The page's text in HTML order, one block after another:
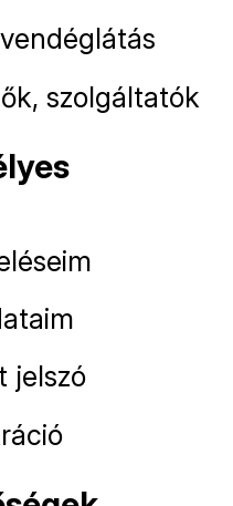
szolgáltatók
jelszó